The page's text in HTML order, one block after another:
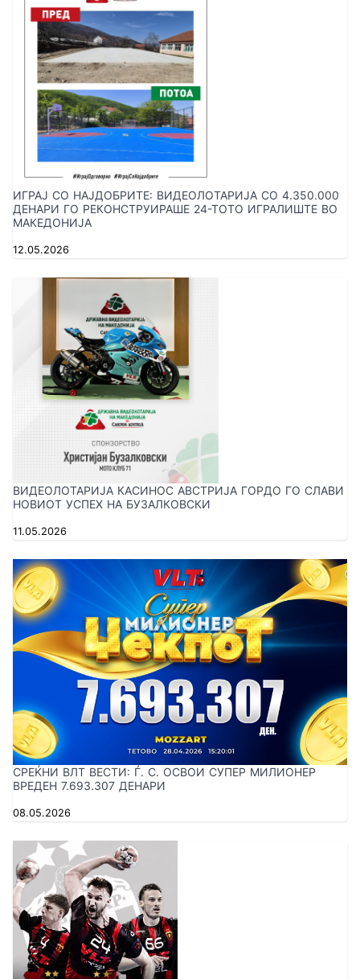
ИГРАЈ СО НАЈДОБРИТЕ: ВИДЕОЛОТАРИЈА СО 4.350.000
ДЕНАРИ ГО РЕКОНСТРУИРАШЕ 24-ТОТО ИГРАЛИШТЕ ВО
МАКЕДОНИЈА
12.05.2026
ВИДЕОЛОТАРИЈА КАСИНОС АВСТРИЈА ГОРДО ГО СЛАВИ
НОВИОТ УСПЕХ НА БУЗАЛКОВСКИ
11.05.2026
СРЕЌНИ ВЛТ ВЕСТИ: Ѓ. С. ОСВОИ СУПЕР МИЛИОНЕР
ВРЕДЕН 7.693.307 ДЕНАРИ
08.05.2026